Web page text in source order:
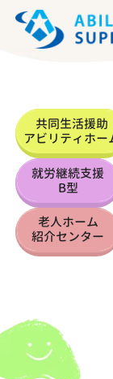
共同生活援助
アビリティホー
就労継続支援
B型
老人ホーム
紹介センター